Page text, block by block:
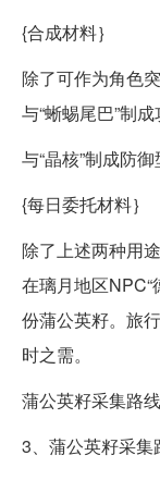
{合成材料｝
除了可作为角色
与“蜥蜴尾巴”制
与“晶核”制成防
{每日委托材料｝
除了上述两种用
在璃月地区NPC“
份蒲公英籽。旅
时之需。
蒲公英籽采集路线
3、蒲公英籽采集